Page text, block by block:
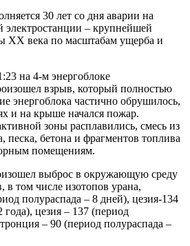
30 лет со дня аварии на
электростанции – крупнейшей
ХХ века по масштабам ущерба и
на 4-м энергоблоке
взрыв, который полностью
энергоблока частично обрушилось,
и на крыше начался пожар.
зоны расплавились, смесь из
песка, бетона и фрагментов топлива
помещениям.
выброс в окружающую среду
в том числе изотопов урана,
полураспада – 8 дней), цезия-134
года), цезия – 137 (период
– 90 (период полураспада –